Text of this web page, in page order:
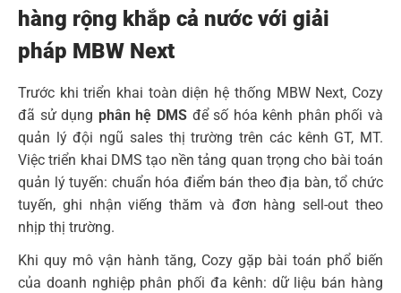
hàng rộng khắp cả nước với giải
pháp MBW Next
Trước khi triển khai toàn diện hệ thống MBW Next, Cozy
đã sử dụng phân hệ DMSđể số hóa kênh phân phối và
quản lý đội ngũ sales thị trường trên các kênh GT, MT.
Việc triển khai DMS tạo nền tảng quan trọng cho bài toán
quản lý tuyến: chuẩn hóa điểm bán theo địa bàn, tổ chức
tuyến, ghi nhận viếng thăm và đơn hàng sell-out theo
nhịp thị trường.
Khi quy mô vận hành tăng, Cozy gặp bài toán phổ biến
của doanh nghiệp phân phối đa kênh: dữ liệu bán hàng